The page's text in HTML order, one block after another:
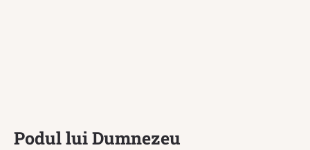
Podul lui Dumnezeu